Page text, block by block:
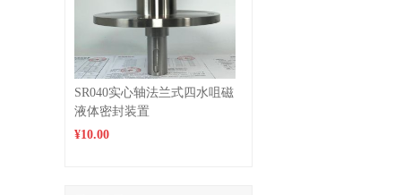
SR040实心轴法兰式四水咀磁
液体密封装置
¥10.00